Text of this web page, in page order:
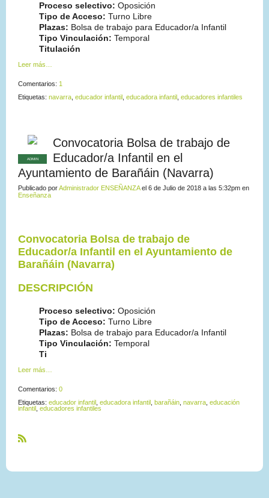
Proceso selectivo: Oposición
Tipo de Acceso: Turno Libre
Plazas: Bolsa de trabajo para Educador/a Infantil
Tipo Vinculación: Temporal
Titulación
Leer más…
Comentarios: 1
Etiquetas: navarra educador infantil educadora infantil educadores infantiles
ADMIN
Convocatoria Bolsa de trabajo de
Educador/a Infantil en el
Ayuntamiento de Barañáin (Navarra)
Publicado porAdministrador ENSEÑANZAel 6 de Julio de 2018 a las 5:32pm en
Enseñanza
Convocatoria Bolsa de trabajo de
Educador/a Infantil en el Ayuntamiento de
Barañáin (Navarra)
DESCRIPCIÓN
Proceso selectivo: Oposición
Tipo de Acceso: Turno Libre
Plazas: Bolsa de trabajo para Educador/a Infantil
Tipo Vinculación: Temporal
Ti
Leer más…
Comentarios: 0
Etiquetas: educador infantil , educadora infantil , barañáin, navarra, educación
infantil , educadores infantiles